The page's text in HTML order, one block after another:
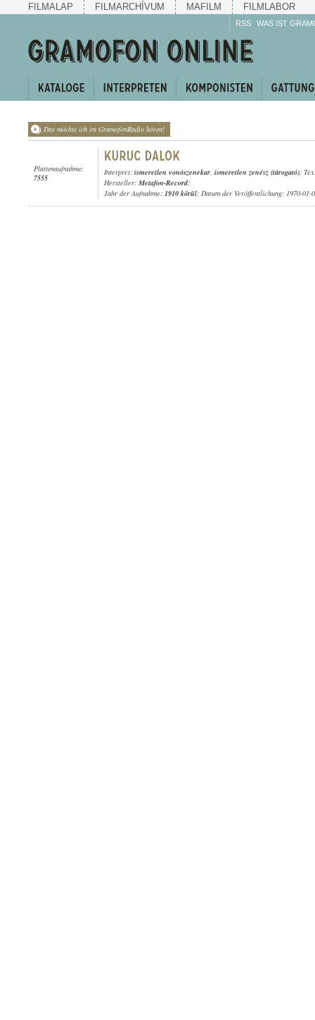
FILMALAP FILMARCHÍVUM MAFILM FILMLABOR
RSS WAS IST
Das möchte ich im GramofonRadio hören!
Plattenaufnahme:
7555
Interpret: ismeretlen vonószenekar, ismeretlen zenész (tárogató);
Hersteller: Metafon-Record;
Jahr der Aufnahme: 1910 körül; Datum der Veröffentlichung: 1970-01-